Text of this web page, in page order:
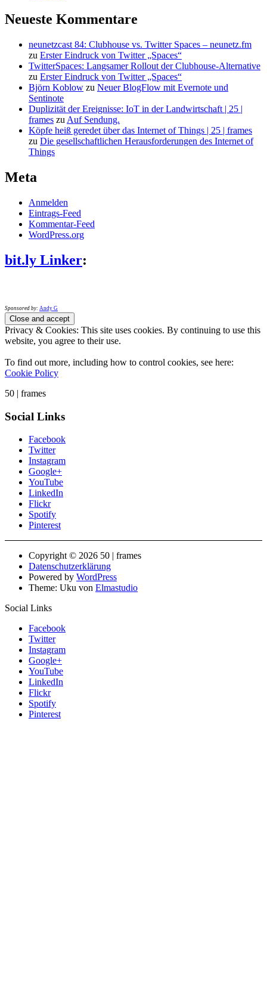
Neueste Kommentare
neunetzcast 84: Clubhouse vs. Twitter Spaces – neunetz.fm
zu Erster Eindruck von Twitter „Spaces“
TwitterSpaces: Langsamer Rollout der Clubhouse-Alternative
zu Erster Eindruck von Twitter „Spaces“
Björn Koblow zu Neuer BlogFlow mit Evernote und
Sentinote
Duplizität der Ereignisse: IoT in der Landwirtschaft | 25 |
frames zu Auf Sendung.
Köpfe heiß geredet über das Internet of Things | 25 | frames
zu Die gesellschaftlichen Herausforderungen des Internet of
Things
Meta
Anmelden
Eintrags-Feed
Kommentar-Feed
WordPress.org
bit.ly Linker:
Sponsored by: Andy G
Privacy & Cookies: This site uses cookies. By continuing to use this
website, you agree to their use.
To find out more, including how to control cookies, see here:
Cookie Policy
50 | frames
Social Links
Facebook
Twitter
Instagram
Google+
YouTube
LinkedIn
Flickr
Spotify
Pinterest
Copyright © 2026 50 | frames
Datenschutzerklärung
Powered by WordPress
Theme: Uku von Elmastudio
Social Links
Facebook
Twitter
Instagram
Google+
YouTube
LinkedIn
Flickr
Spotify
Pinterest